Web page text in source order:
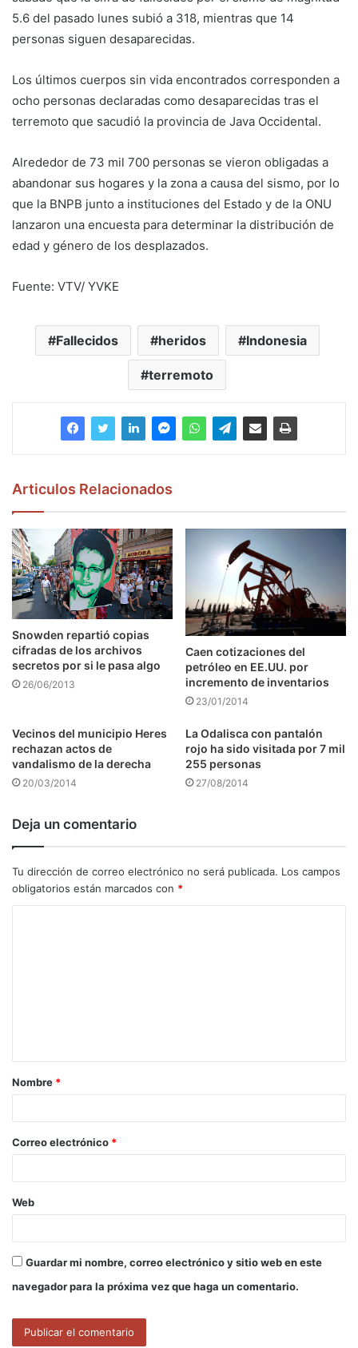
5.6 del pasado lunes subió a 318, mientras que 14
personas siguen desaparecidas.
Los últimos cuerpos sin vida encontrados corresponden a
ocho personas declaradas como desaparecidas tras el
terremoto que sacudió la provincia de Java Occidental.
Alrededor de 73 mil 700 personas se vieron obligadas a
abandonar sus hogares y la zona a causa del sismo, por lo
que la BNPB junto a instituciones del Estado y de la ONU
lanzaron una encuesta para determinar la distribución de
edad y género de los desplazados.
Fuente: VTV/ YVKE
Fallecidos heridos Indonesia
terremoto
Articulos Relacionados
Snowden repartió copias
cifradas de los archivos
secretos por si le pasa algo
26/06/2013
Caen cotizaciones del
petróleo en EE.UU. por
incremento de inventarios
23/01/2014
Vecinos del municipio Heres
rechazan actos de
vandalismo de la derecha
20/03/2014
La Odalisca con pantalón
rojo ha sido visitada por 7 mil
255 personas
27/08/2014
Deja un comentario
Tu dirección de correo electrónico no será publicada. Los campos
obligatorios están marcados con *
a
r
*
Nombre *
Correo electrónico *
Web
Guardar mi nombre, correo electrónico y sitio web en este
navegador para la próxima vez que haga un comentario.